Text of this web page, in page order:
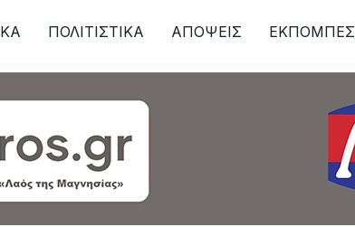
ΠΟΛΙΤΙΣΤΙΚΑ ΑΠΟΨΕΙΣ ΕΚΠΟΜΠΕΣ